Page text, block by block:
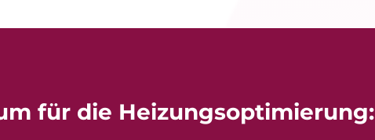
für die Heizungsoptimierung: